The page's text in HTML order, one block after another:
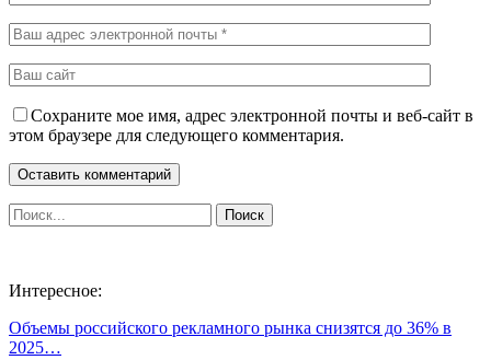
Сохраните мое имя, адрес электронной почты и веб-сайт в
этом браузере для следующего комментария.
Интересное:
Объемы российского рекламного рынка снизятся до 36% в
2025…